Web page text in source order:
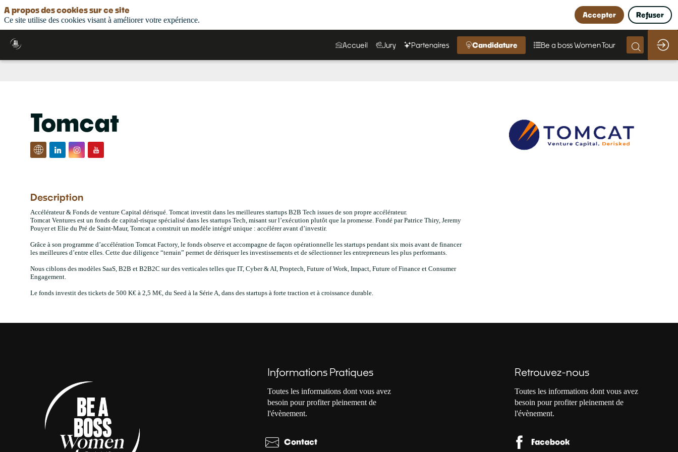
Accueil Jury Partenaires Candidature Be a boss Women Tour
Tomcat
Description
Accélérateur & Fonds de venture Capital dérisqué. Tomcat investit dans les meilleures startups B2B Tech issues de son propre accélérateur.
Tomcat Ventures est un fonds de capital-risque spécialisé dans les startups Tech, misant sur l’exécution plutôt que la promesse. Fondé par Patrice Thiry, Jeremy
Pouyer et Elie du Pré de Saint-Maur, Tomcat a construit un modèle intégré unique : accélérer avant d’investir.
Grâce à son programme d’accélération Tomcat Factory, le fonds observe et accompagne de façon opérationnelle les startups pendant six mois avant de financer
les meilleures d’entre elles. Cette due diligence “terrain” permet de dérisquer les investissements et de sélectionner les entrepreneurs les plus performants.
Nous ciblons des modèles SaaS, B2B et B2B2C sur des verticales telles que IT, Cyber & AI, Proptech, Future of Work, Impact, Future of Finance et Consumer
Engagement.
Le fonds investit des tickets de 500 K€ à 2,5 M€, du Seed à la Série A, dans des startups à forte traction et à croissance durable.
Informations Pratiques
Toutes les informations dont vous avez
besoin pour profiter pleinement de
l'évènement.
Contact
Retrouvez-nous
Toutes les informations dont vous avez
besoin pour profiter pleinement de
l'évènement.
Facebook
A propos des cookies sur ce site
Ce site utilise des cookies visant à améliorer votre expérience.
Accepter Refuser